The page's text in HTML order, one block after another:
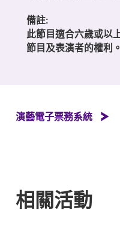
備註:
此節目適合六歲或以
節目及表演者的權利。
演藝電子票務系統
相關活動